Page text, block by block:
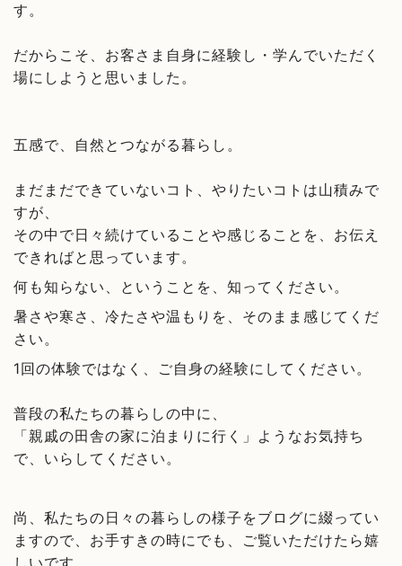
す。
だからこそ、お客さま自身に経験し・学んでいただく
場にしようと思いました。
五感で、自然とつながる暮らし。
まだまだできていないコト、やりたいコトは山積みで
すが、
その中で日々続けていることや感じることを、お伝え
できればと思っています。
何も知らない、ということを、知ってください。
暑さや寒さ、冷たさや温もりを、そのまま感じてくだ
さい。
1回の体験ではなく、ご自身の経験にしてください。
普段の私たちの暮らしの中に、
「親戚の田舎の家に泊まりに行く」ようなお気持ち
で、いらしてください。
尚、私たちの日々の暮らしの様子をブログに綴ってい
ますので、お手すきの時にでも、ご覧いただけたら嬉
しいです。